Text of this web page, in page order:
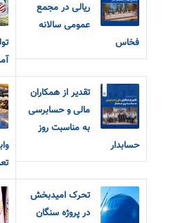
ریالی در مجمع
عمومی سالانه
فخاس
تقدیر از همکاران
مالی و حسابرسی
به مناسبت روز
حسابدار
تحرک امیدبخش
در پروژه سنگان